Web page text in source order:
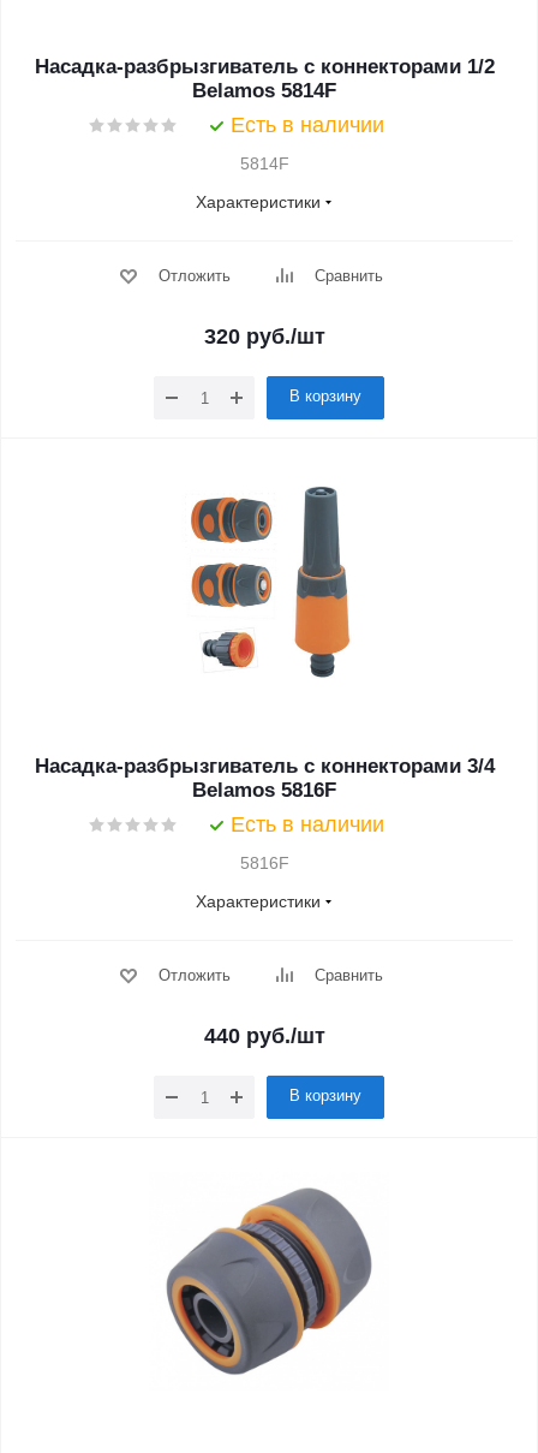
Насадка-разбрызгиватель с коннекторами 1/2
Belamos 5814F
Есть в наличии
5814F
Характеристики
Отложить Сравнить
320 руб./шт
В корзину
Насадка-разбрызгиватель с коннекторами 3/4
Belamos 5816F
Есть в наличии
5816F
Характеристики
Отложить Сравнить
440 руб./шт
В корзину